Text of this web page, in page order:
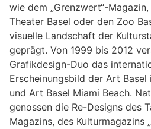
wie dem „Grenzwert“-
Theater Basel oder den Zoo
visuelle Landschaft der
geprägt. Von 1999 bis 2012
Grafikdesign-Duo das
Erscheinungsbild der Art
und Art Basel Miami Beach.
genossen die Re-Designs des
Magazins, des Kulturmagazins